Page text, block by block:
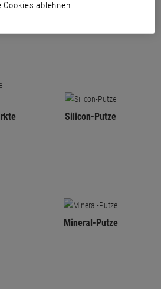
Rausan (organische Putze)
Silicon-Putze
Mineral-Putze
Cookies ablehnen